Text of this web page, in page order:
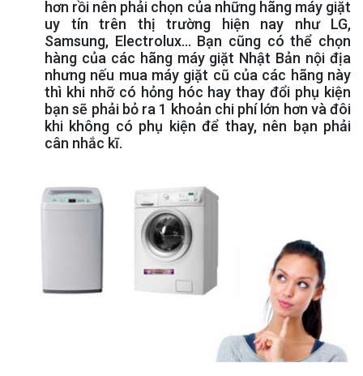
hơn rồi nên phải chọn của những hãng máy giặt
uy tín trên thị trường hiện nay như LG,
Samsung, Electrolux... Bạn cũng có thể chọn
hàng của các hãng máy giặt Nhật Bản nội địa
nhưng nếu mua máy giặt cũ của các hãng này
thì khi nhỡ có hỏng hóc hay thay đổi phụ kiện
bạn sẽ phải bỏ ra 1 khoản chi phí lớn hơn và đôi
khi không có phụ kiện để thay, nên bạn phải
cân nhắc kĩ.